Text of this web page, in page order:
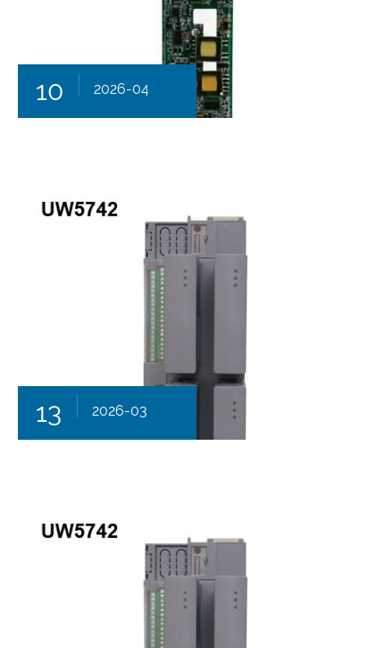
10 2026-04
13 2026-03